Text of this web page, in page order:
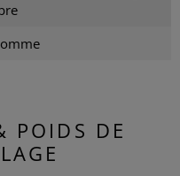
POIDS DE